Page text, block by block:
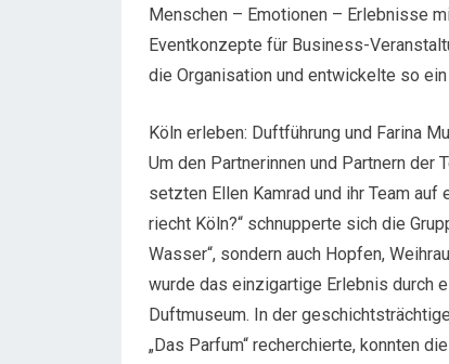
Menschen – Emotionen – Erlebnisse
Eventkonzepte für Business-
die Organisation und entwickelte so
Köln erleben: Duftführung und Farina
Um den Partnerinnen und Partnern der
setzten Ellen Kamrad und ihr Team
riecht Köln?“ schnupperte sich die
Wasser“, sondern auch Hopfen,
wurde das einzigartige Erlebnis durch
Duftmuseum. In der
„Das Parfum“ recherchierte, konnten